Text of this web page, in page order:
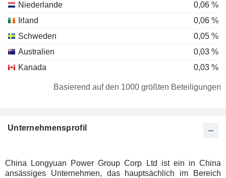
Niederlande
0,06 %
Irland
0,06 %
Schweden
0,05 %
Australien
0,03 %
Kanada
0,03 %
Natürliche Personen
Taiwan
0,01 %
Südafrika
0,01 %
Basierend auf den 1000 größten Beteiligungen
Unternehmensprofil
China Longyuan Power Group Corp Ltd ist ein in China
ansässiges Unternehmen, das hauptsächlich im Bereich